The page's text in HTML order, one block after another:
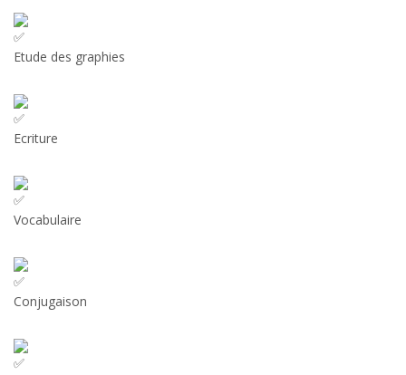
Etude des graphies
Ecriture
Vocabulaire
Conjugaison